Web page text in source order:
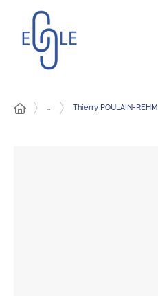
… Thierry POULAIN-REHM